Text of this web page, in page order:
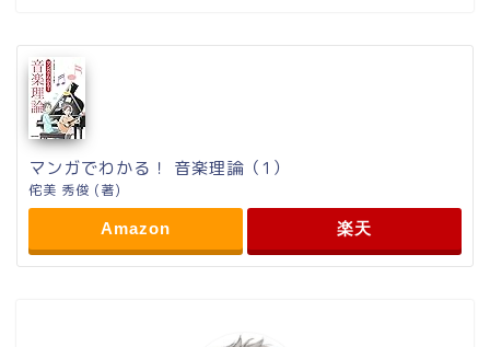
マンガでわかる！ 音楽理論（1）
侘美 秀俊 (著)
Amazon 楽天